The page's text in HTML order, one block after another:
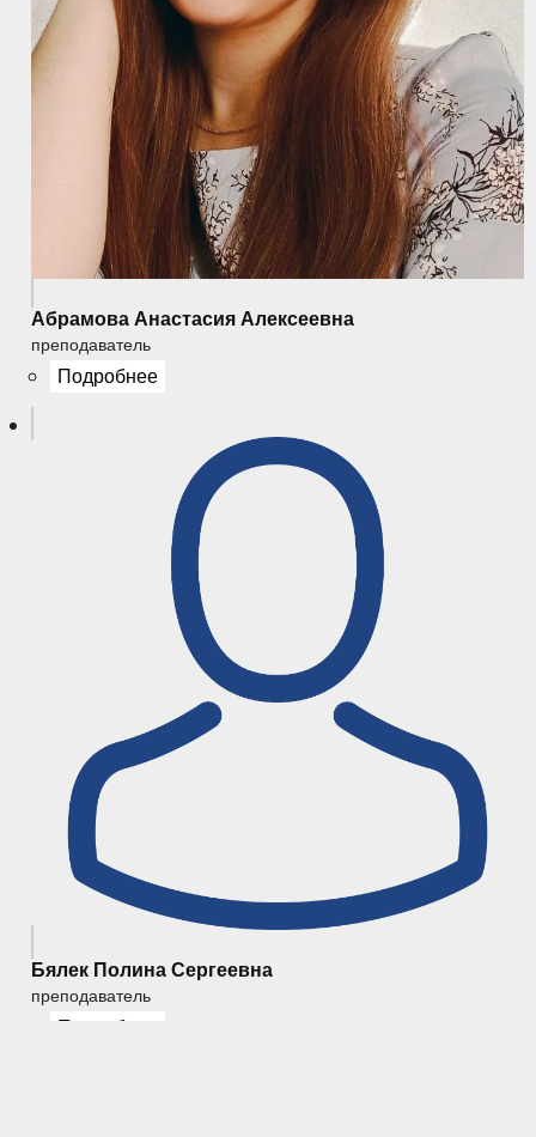
Абрамова Анастасия Алексеевна
преподаватель
Подробнее
Бялек Полина Сергеевна
преподаватель
Подробнее